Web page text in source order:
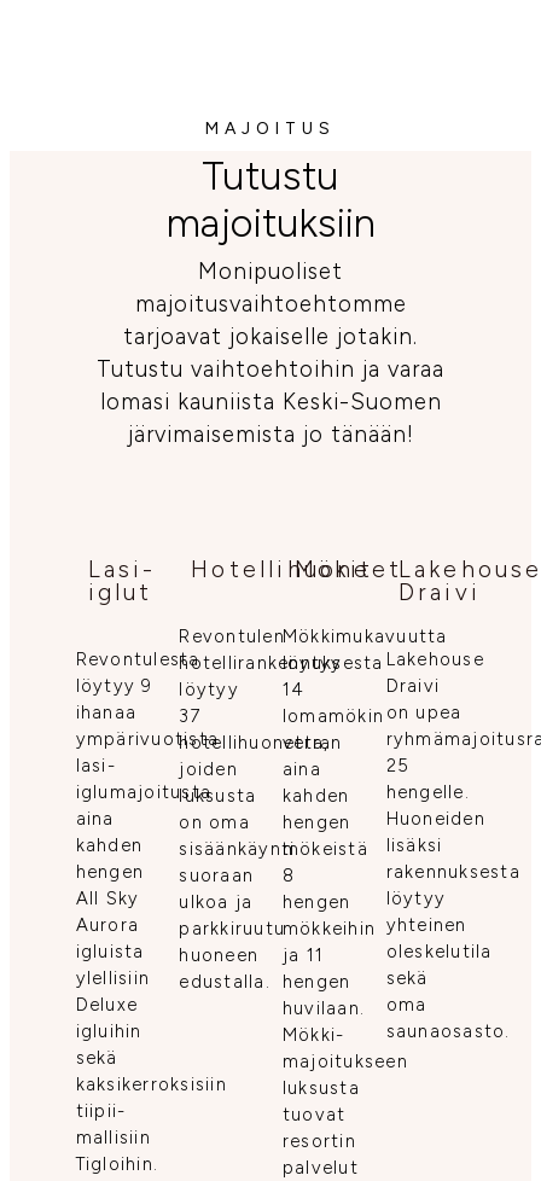
MAJOITUS
Tutustu
majoituksiin
Monipuoliset
majoitusvaihtoehtomme
tarjoavat jokaiselle jotakin.
Tutustu vaihtoehtoihin ja varaa
lomasi kauniista Keski-Suomen
järvimaisemista jo tänään!
Lasi-
iglut
Revontulesta
löytyy 9
ihanaa
ympärivuotista
lasi-
iglumajoitusta
aina
kahden
hengen
All Sky
Aurora
igluista
ylellisiin
Deluxe
igluihin
sekä
kaksikerroksisiin
tiipii-
mallisiin
Tigloihin.
Hotellihuoneet
Revontulen
hotellirankennuksesta
löytyy
37
hotellihuonetta,
joiden
luksusta
on oma
sisäänkäynti
suoraan
ulkoa ja
parkkiruutu
huoneen
edustalla.
Mökit
Mökkimukavuutta
löytyy
14
lomamökin
verran
aina
kahden
hengen
mökeistä
8
hengen
mökkeihin
ja 11
hengen
huvilaan.
Mökki-
majoitukseen
luksusta
tuovat
resortin
palvelut
Draivi
Lakehouse
Draivi
on upea
25
hengelle.
Huoneiden
lisäksi
rakennuksesta
löytyy
yhteinen
oleskelutila
sekä
oma
saunaosasto.